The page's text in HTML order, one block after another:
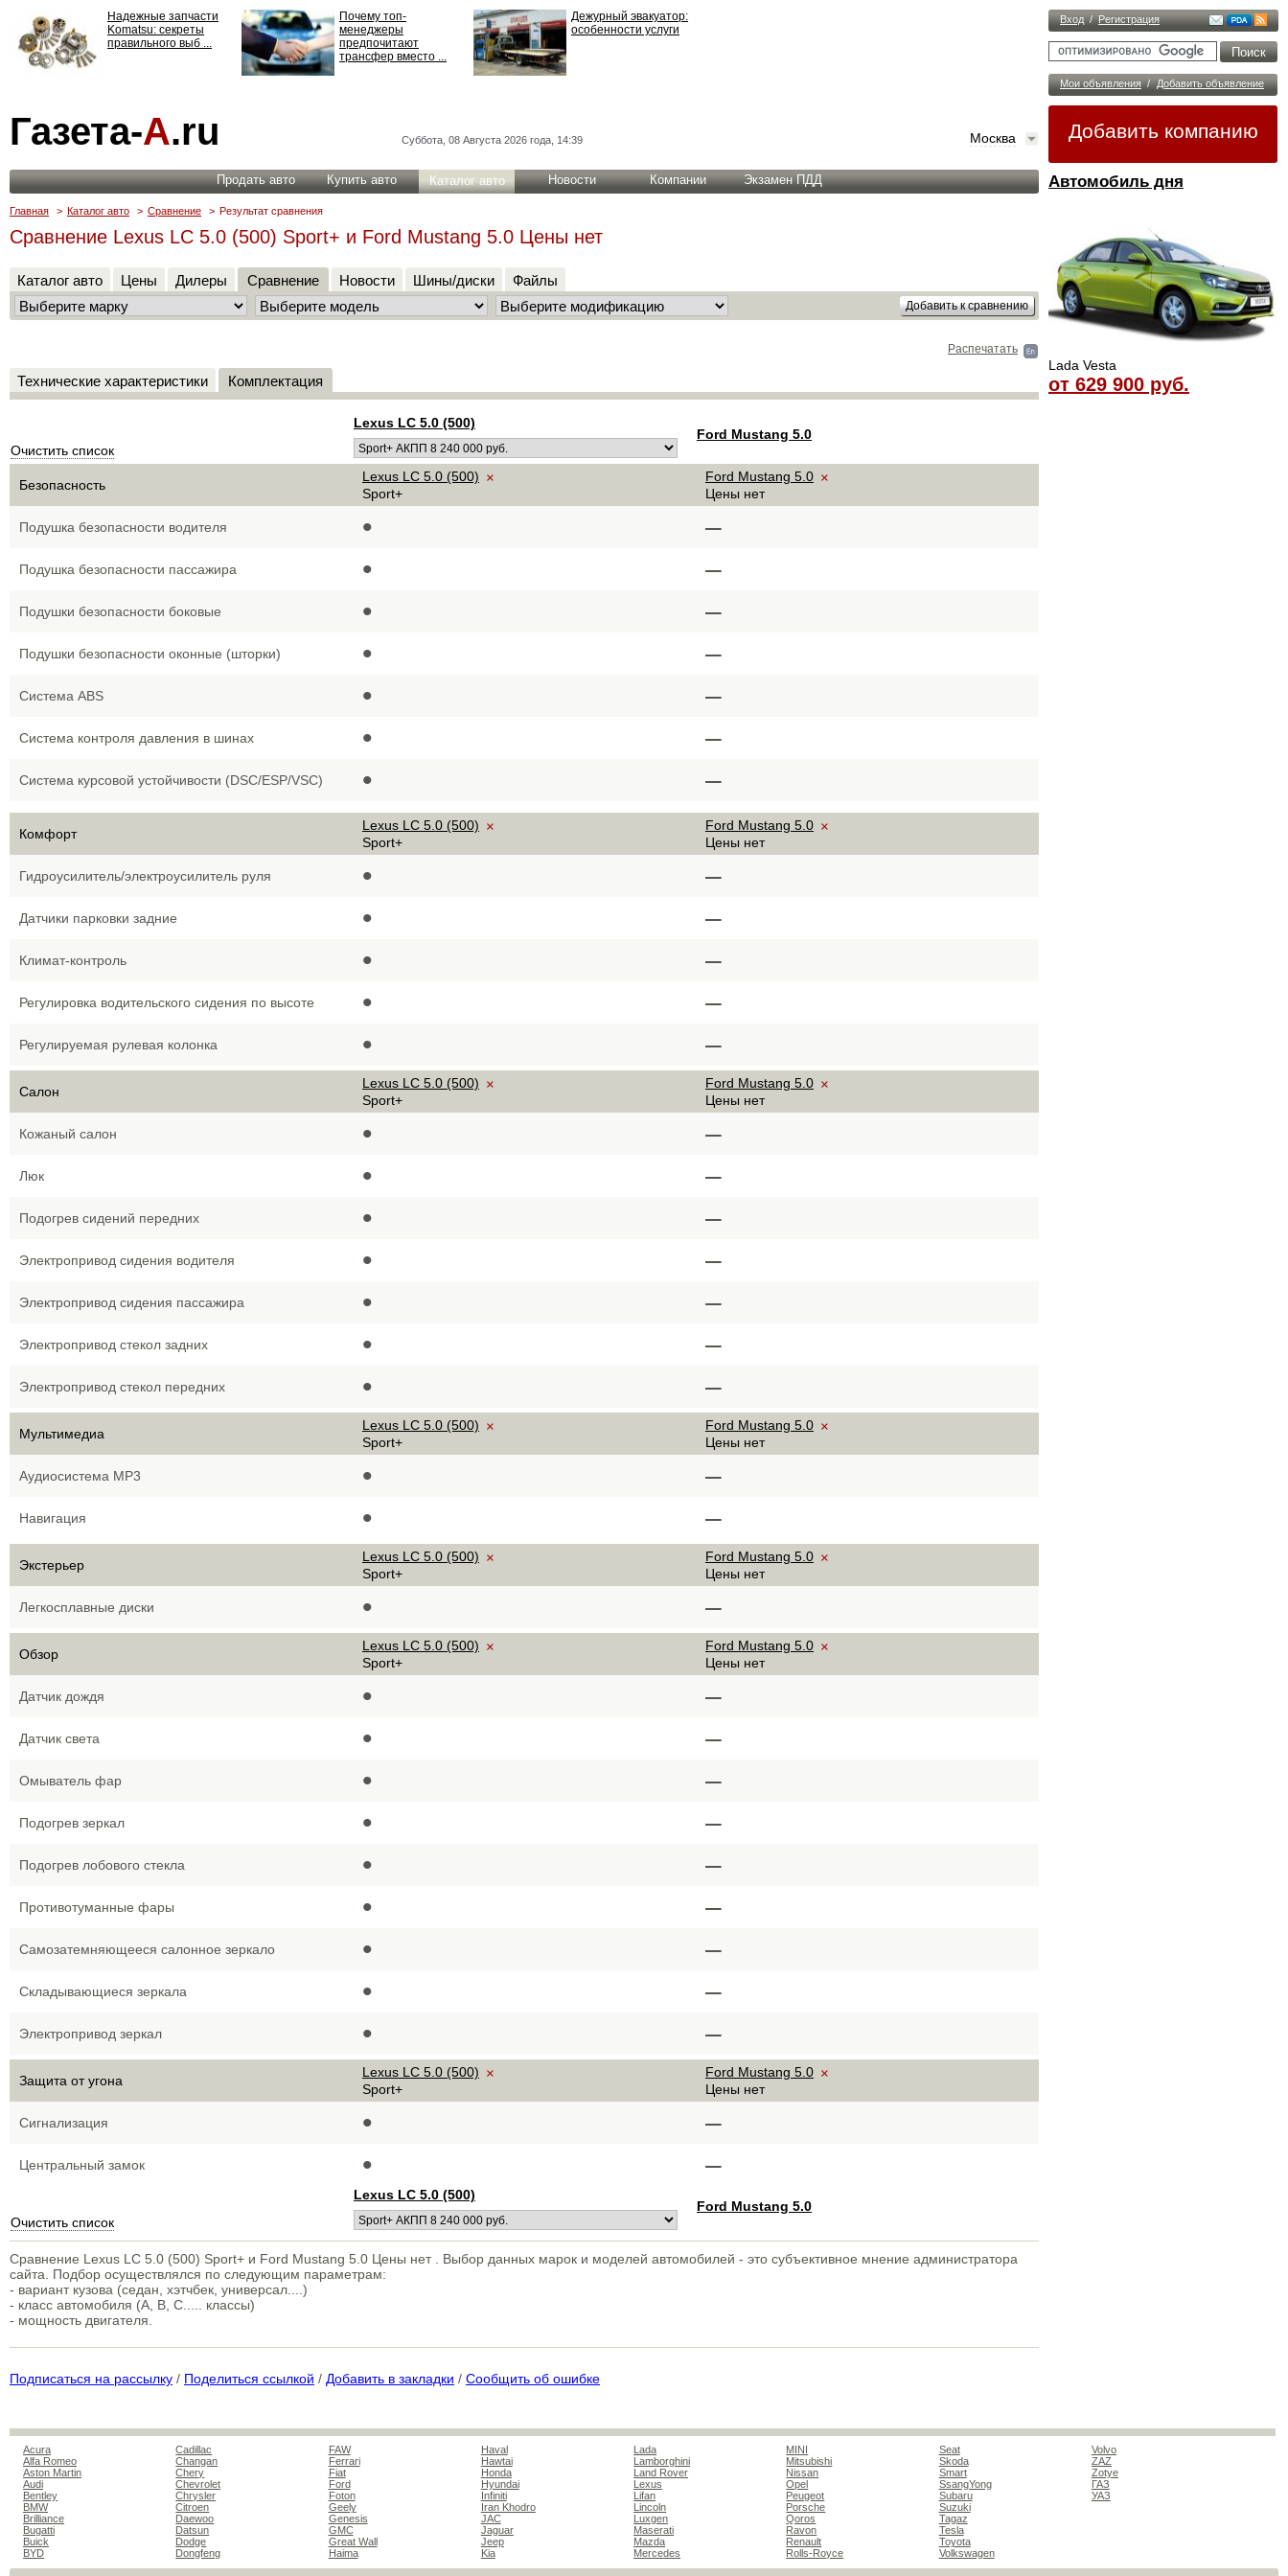
Вход / Регистрация
Мои объявления / Добавить объявление
Добавить компанию
Автомобиль дня
Lada Vesta
от 629 900 руб.
Надежные запчасти
Komatsu: секреты
правильного выб ...
Почему топ-
менеджеры
предпочитают
трансфер вместо ...
Дежурный эвакуатор:
особенности услуги
ответственности: все,
что нужно знать ...
Газета-А.ru Суббота, 08 Августа 2026 года, 14:39 Москва
Продать авто Купить авто Каталог авто Новости Компании Экзамен ПДД
Главная > Каталог авто > Сравнение > Результат сравнения
Сравнение Lexus LC 5.0 (500) Sport+ и Ford Mustang 5.0 Цены нет
Каталог авто Цены Дилеры Сравнение Новости Шины/диски Файлы
Распечатать
Технические характеристики Комплектация
Очистить список
Lexus LC 5.0 (500)
Ford Mustang 5.0
Безопасность
Lexus LC 5.0 (500) ×
Sport+
Ford Mustang 5.0 ×
Цены нет
Подушка безопасности водителя • –
Подушка безопасности пассажира • –
Подушки безопасности боковые • –
Подушки безопасности оконные (шторки) • –
Система ABS • –
Система контроля давления в шинах • –
Система курсовой устойчивости (DSC/ESP/VSC) • –
Комфорт
Lexus LC 5.0 (500) ×
Sport+
Ford Mustang 5.0 ×
Цены нет
Гидроусилитель/электроусилитель руля • –
Датчики парковки задние • –
Климат-контроль • –
Регулировка водительского сидения по высоте • –
Регулируемая рулевая колонка • –
Салон
Lexus LC 5.0 (500) ×
Sport+
Ford Mustang 5.0 ×
Цены нет
Кожаный салон • –
Люк • –
Подогрев сидений передних • –
Электропривод сидения водителя • –
Электропривод сидения пассажира • –
Электропривод стекол задних • –
Электропривод стекол передних • –
Мультимедиа
Lexus LC 5.0 (500) ×
Sport+
Ford Mustang 5.0 ×
Цены нет
Аудиосистема MP3 • –
Навигация • –
Экстерьер
Lexus LC 5.0 (500) ×
Sport+
Ford Mustang 5.0 ×
Цены нет
Легкосплавные диски • –
Обзор
Lexus LC 5.0 (500) ×
Sport+
Ford Mustang 5.0 ×
Цены нет
Датчик дождя • –
Датчик света • –
Омыватель фар • –
Подогрев зеркал • –
Подогрев лобового стекла • –
Противотуманные фары • –
Самозатемняющееся салонное зеркало • –
Складывающиеся зеркала • –
Электропривод зеркал • –
Защита от угона
Lexus LC 5.0 (500) ×
Sport+
Ford Mustang 5.0 ×
Цены нет
Сигнализация • –
Центральный замок • –
Очистить список
Lexus LC 5.0 (500)
Ford Mustang 5.0
Сравнение Lexus LC 5.0 (500) Sport+ и Ford Mustang 5.0 Цены нет . Выбор данных марок и моделей автомобилей - это субъективное мнение администратора
сайта. Подбор осуществлялся по следующим параметрам:
- вариант кузова (седан, хэтчбек, универсал....)
- класс автомобиля (A, B, C..... классы)
- мощность двигателя.
Подписаться на рассылку / Поделиться ссылкой / Добавить в закладки / Сообщить об ошибке
Acura
Alfa Romeo
Aston Martin
Audi
Bentley
BMW
Brilliance
Bugatti
Buick
BYD
Cadillac
Changan
Chery
Chevrolet
Chrysler
Citroen
Daewoo
Datsun
Dodge
Dongfeng
FAW
Ferrari
Fiat
Ford
Foton
Geely
Genesis
GMC
Great Wall
Haima
Haval
Hawtai
Honda
Hyundai
Infiniti
Iran Khodro
JAC
Jaguar
Jeep
Kia
Lada
Lamborghini
Land Rover
Lexus
Lifan
Lincoln
Luxgen
Maserati
Mazda
Mercedes
MINI
Mitsubishi
Nissan
Opel
Peugeot
Porsche
Qoros
Ravon
Renault
Rolls-Royce
Seat
Skoda
Smart
SsangYong
Subaru
Suzuki
Tagaz
Tesla
Toyota
Volkswagen
Volvo
ZAZ
Zotye
ГАЗ
УАЗ